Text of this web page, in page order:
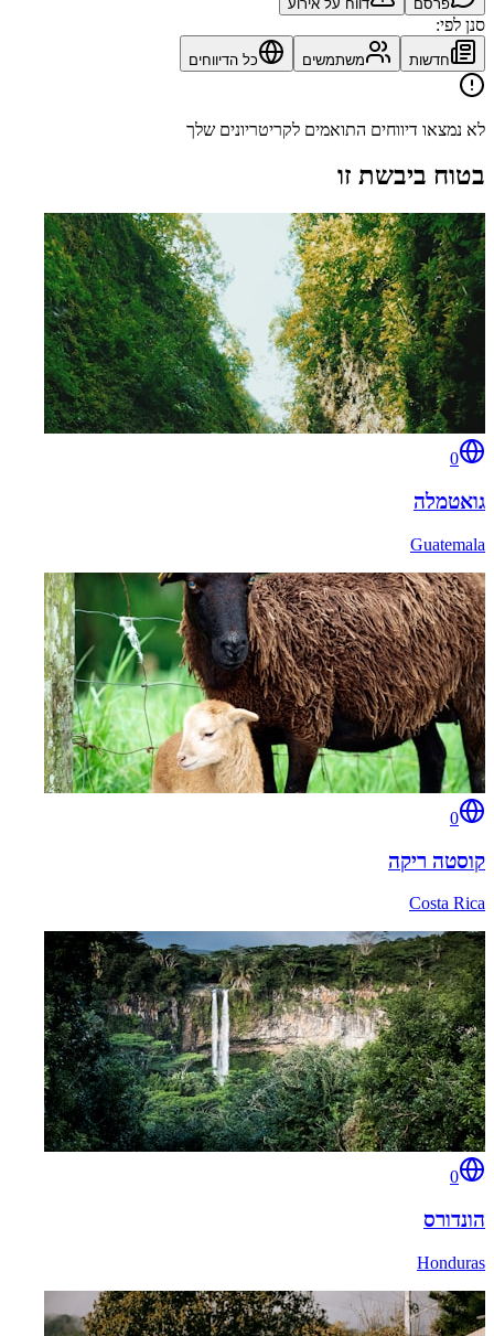
פרסם דווח על אירוע
סנן לפי:
חדשות משתמשים כל הדיווחים
לא נמצאו דיווחים התואמים לקריטריונים שלך
בטוח ביבשת זו
0
גואטמלה
Guatemala
0
קוסטה ריקה
Costa Rica
0
הונדורס
Honduras